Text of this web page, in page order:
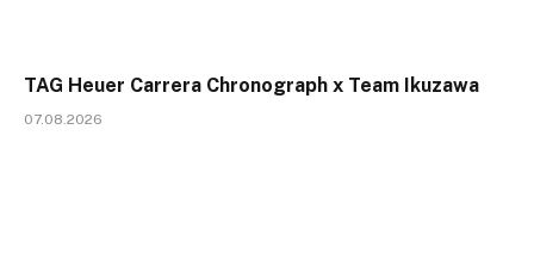
TAG Heuer Carrera Chronograph x Team Ikuzawa
07.08.2026